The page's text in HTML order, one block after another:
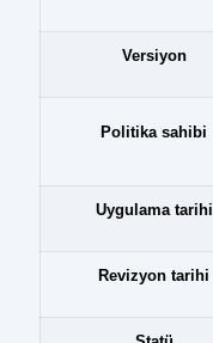
Versiyon
Politika sahibi
Uygulama tarihi
Revizyon tarihi